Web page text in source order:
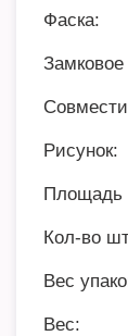
Фаска:
Рисунок:
Площадь
Кол-во
Вес
Вес: